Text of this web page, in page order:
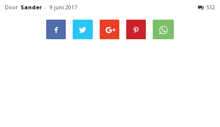
Door Sander - 9 juni 2017 512